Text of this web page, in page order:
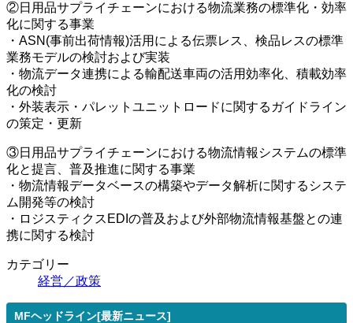
②日用品サプライチェーンにおける物流業務の標準化・効率
化に関する事業
・ASN(事前出荷情報)活用による伝票レス、検品レスの標準
業務モデルの検討および実装
・物流データ連携による輸配送車両の活用効率化、積載効率
化の検討
・外装表示・パレットユニットロードに関するガイドライン
の策定・更新
③日用品サプライチェーンにおける物流情報システムの標準
化と提言、普及推進に関する事業
・物流情報データベースの構築やデータ解析に関するシステ
ム開発等の検討
・ロジスティクスEDIの普及および外部物流情報基盤との連
携に関する検討
カテゴリー
経営／政策
MFヘッドライン[最新ニュース]